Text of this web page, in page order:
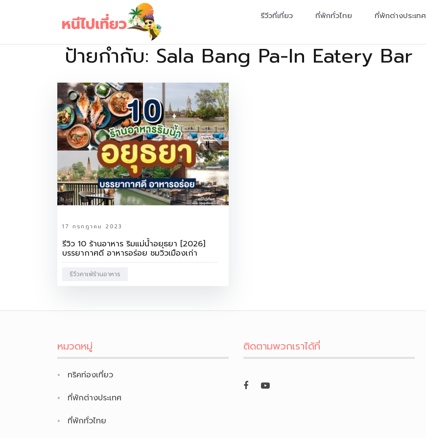
เว็บไซต์รวบรวมที่พัก ที่เที่ยว ที่กิน ไว้ในที่เดียว
รีวีวที่เที่ยว ที่พักทั่วไทย ที่พักต่างประเทศ
ป้ายกำกับ: Sala Bang Pa-In Eatery Bar
17 กรกฎาคม 2023
รีวิว 10 ร้านอาหาร ริมแม่น้ำอยุธยา [2026]
บรรยากาศดี อาหารอร่อย ชมวิวเมืองเก่า
รีวีวคาเฟ่ร้านอาหาร
หมวดหมู่
ทริคท่องเที่ยว
ที่พักต่างประเทศ
ที่พักทั่วไทย
ติดตามพวกเราได้ที่